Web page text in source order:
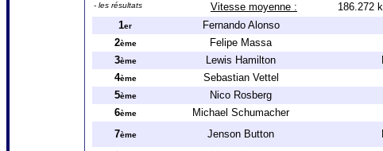
- les résultats Vitesse moyenne :
186.272
1er Fernando Alonso
2ème Felipe Massa
3ème Lewis Hamilton
4ème Sebastian Vettel
5ème Nico Rosberg
6ème Michael Schumacher
7ème Jenson Button